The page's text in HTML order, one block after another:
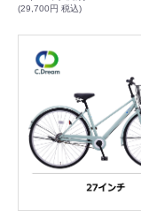
(29,700円 税込)